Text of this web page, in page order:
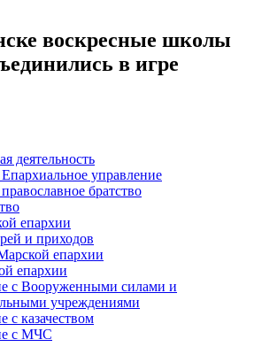
воскресные школы
в игре
деятельность
управление
братство
епархии
и приходов
епархии
епархии
с Вооруженными силами и
учреждениями
с казачеством
с МЧС